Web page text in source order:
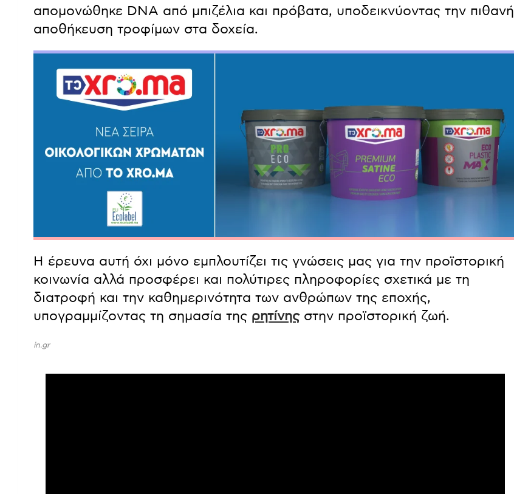
απομονώθηκε DNA από μπιζέλια και πρόβατα, υποδεικνύοντας την πιθανή
αποθήκευση τροφίμων στα δοχεία.
Η έρευνα αυτή όχι μόνο εμπλουτίζει τις γνώσεις μας για την προϊστορική
κοινωνία αλλά προσφέρει και πολύτιρες πληροφορίες σχετικά με τη
διατροφή και την καθημερινότητα των ανθρώπων της εποχής,
υπογραμμίζοντας τη σημασία της ρητίνηςστην προϊστορική ζωή.
in.gr